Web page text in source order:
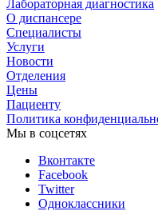
Лабораторная диагностика
О диспансере
Специалисты
Услуги
Новости
Отделения
Цены
Пациенту
Политика
Мы в соцсетях
Вконтакте
Facebook
Twitter
Одноклассники